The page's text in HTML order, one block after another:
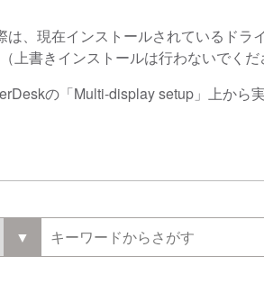
、現在インストールされているドラ
書きインストールは行わないでくだ
の「Multi-display setup」上から実